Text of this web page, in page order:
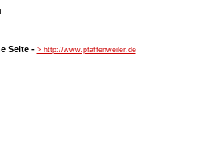
Seite - > http://www.pfaffenweiler.de